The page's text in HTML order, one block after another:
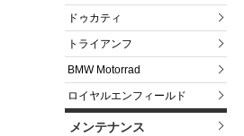
ドゥカティ
トライアンフ
BMW Motorrad
ロイヤルエンフィールド
メンテナンス